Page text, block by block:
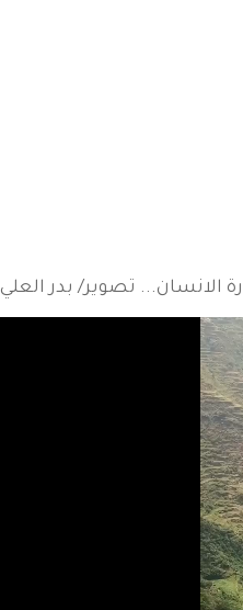
الانسان... تصوير/ بدر العلي